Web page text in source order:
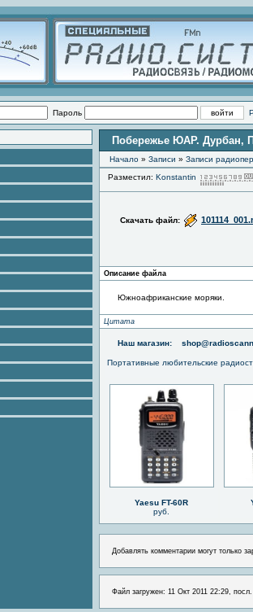
Пароль
Побережье ЮАР. Дурбан,
Начало » Записи » Записи
Разместил: Konstantin
Скачать файл:
Описание файла
Южноафриканские моряки.
Цитата
Наш магазин:
Портативные любительские
Yaesu FT-60R
руб.
Добавлять комментарии могут только
Файл загружен: 11 Окт 2011 22:29,